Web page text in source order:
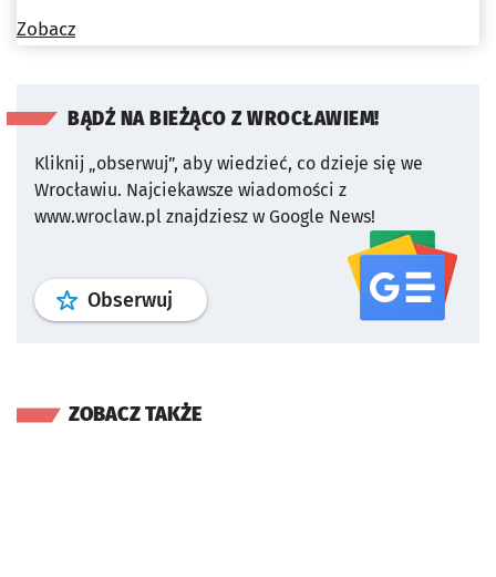
Zobacz
BĄDŹ NA BIEŻĄCO Z WROCŁAWIEM!
Kliknij „obserwuj”, aby wiedzieć, co dzieje się we
Wrocławiu. Najciekawsze wiadomości z
www.wroclaw.pl znajdziesz w Google News!
Obserwuj profil serwisu
ZOBACZ TAKŻE